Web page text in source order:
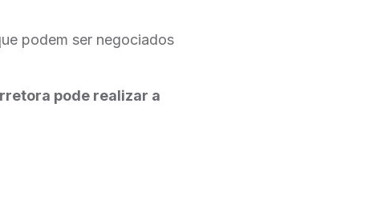
podem ser negociados
pode realizar a